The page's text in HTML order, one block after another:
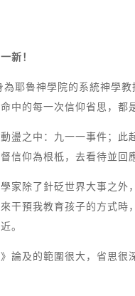
新！
為耶魯神學院的系統神學
中的每一次信仰省思，都
盪之中：九一一事件；
信仰為根柢，去看待並回
家除了針砭世界大事之
干預我教育孩子的方式
。
論及的範圍很大，省思